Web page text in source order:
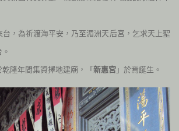
台，為祈渡海平安，乃至湄洲天后宮，乞求天上聖
隆年間集資擇地建廟，「 新惠宮 」於焉誕生。